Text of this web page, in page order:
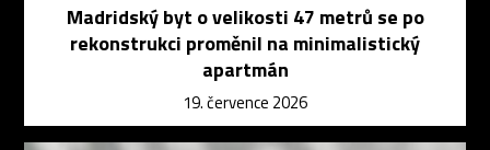
Madridský byt o velikosti 47 metrů se po
rekonstrukci proměnil na minimalistický
apartmán
19. července 2026